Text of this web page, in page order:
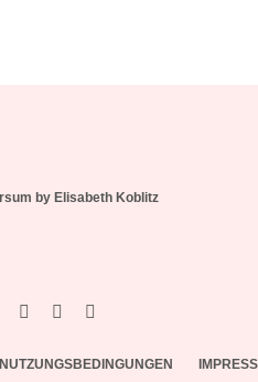
NUTZUNGSBEDINGUNGEN